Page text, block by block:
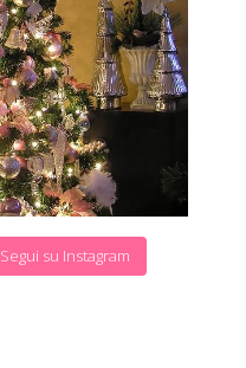
Segui su Instagram